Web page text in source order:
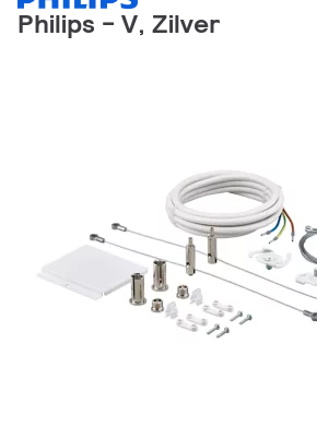
Philips - V, Zilver